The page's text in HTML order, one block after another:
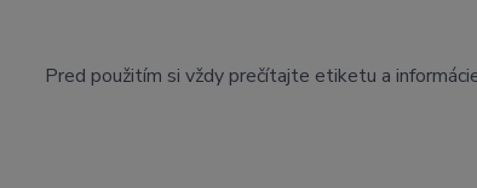
Pred použitím si vždy prečítajte etiketu a